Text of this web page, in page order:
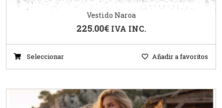
Vestido Naroa
225.00€ IVA INC.
Seleccionar Añadir a favoritos